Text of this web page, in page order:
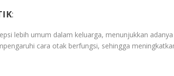
:
lebih umum dalam keluarga, menunjukkan
cara otak berfungsi, sehingga